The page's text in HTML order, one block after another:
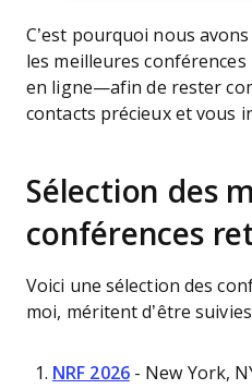
C’est pourquoi nous
les meilleures
en ligne—afin de rester
contacts précieux et vous
Sélection des
conférences
Voici une sélection des
moi, méritent d’être
NRF 2026- New York,